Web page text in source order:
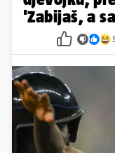
'Zabijaš, a